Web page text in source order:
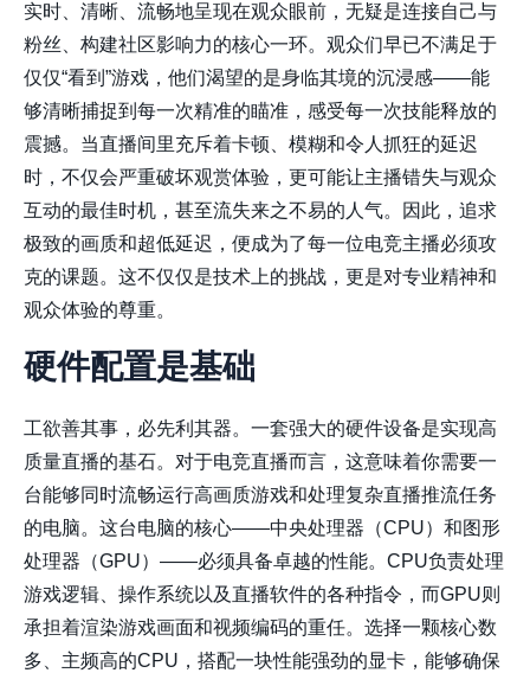
实时、清晰、流畅地呈现在观众眼前，无疑是连接自己与
粉丝、构建社区影响力的核心一环。观众们早已不满足于
仅仅“看到”游戏，他们渴望的是身临其境的沉浸感——能
够清晰捕捉到每一次精准的瞄准，感受每一次技能释放的
震撼。当直播间里充斥着卡顿、模糊和令人抓狂的延迟
时，不仅会严重破坏观赏体验，更可能让主播错失与观众
互动的最佳时机，甚至流失来之不易的人气。因此，追求
极致的画质和超低延迟，便成为了每一位电竞主播必须攻
克的课题。这不仅仅是技术上的挑战，更是对专业精神和
观众体验的尊重。
硬件配置是基础
工欲善其事，必先利其器。一套强大的硬件设备是实现高
质量直播的基石。对于电竞直播而言，这意味着你需要一
台能够同时流畅运行高画质游戏和处理复杂直播推流任务
的电脑。这台电脑的核心——中央处理器（CPU）和图形
处理器（GPU）——必须具备卓越的性能。CPU负责处理
游戏逻辑、操作系统以及直播软件的各种指令，而GPU则
承担着渲染游戏画面和视频编码的重任。选择一颗核心数
多、主频高的CPU，搭配一块性能强劲的显卡，能够确保